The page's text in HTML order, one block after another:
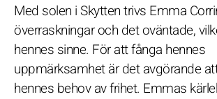
Med solen i Skytten trivs Emma
överraskningar och det oväntade,
hennes sinne. För att fånga hennes
uppmärksamhet är det avgörande
hennes behov av frihet. Emmas